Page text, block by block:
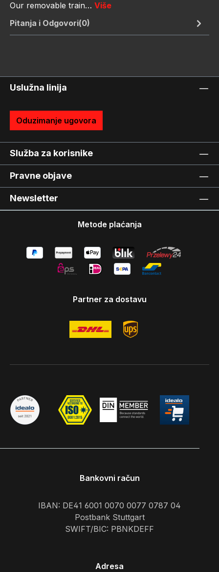
Our removable train… Više
Pitanja i Odgovori(0)
Uslužna linija
Oduzimanje ugovora
Služba za korisnike
Pravne objave
Newsletter
Metode plaćanja
Partner za dostavu
Bankovni račun
IBAN: DE41 6001 0070 0077 0787 04
Postbank Stuttgart
SWIFT/BIC: PBNKDEFF
Adresa